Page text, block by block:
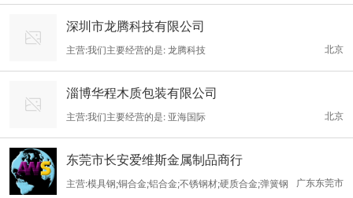
深圳市龙腾科技有限公司
北京
主营:我们主要经营的是: 龙腾科技
淄博华程木质包装有限公司
北京
主营:我们主要经营的是: 亚海国际
东莞市长安爱维斯金属制品商行
广东东莞市
主营:模具钢;铜合金;铝合金;不锈钢材;硬质合金;弹簧钢